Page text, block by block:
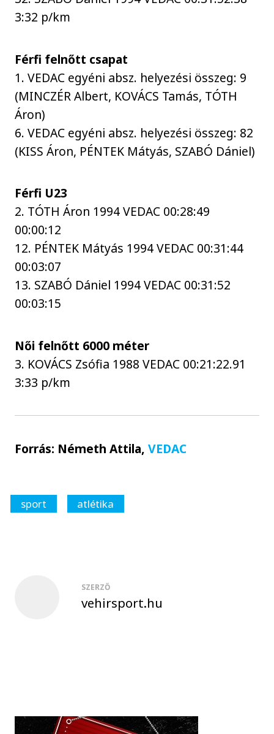
3:32 p/km
Férfi felnőtt csapat
1. VEDAC egyéni absz. helyezési összeg: 9
(MINCZÉR Albert, KOVÁCS Tamás, TÓTH
Áron)
6. VEDAC egyéni absz. helyezési összeg: 82
(KISS Áron, PÉNTEK Mátyás, SZABÓ Dániel)
Férfi U23
2. TÓTH Áron 1994 VEDAC 00:28:49
00:00:12
12. PÉNTEK Mátyás 1994 VEDAC 00:31:44
00:03:07
13. SZABÓ Dániel 1994 VEDAC 00:31:52
00:03:15
Női felnőtt 6000 méter
3. KOVÁCS Zsófia 1988 VEDAC 00:21:22.91
3:33 p/km
Forrás: Németh Attila,VEDAC
sport atlétika
SZERZŐ
vehirsport.hu